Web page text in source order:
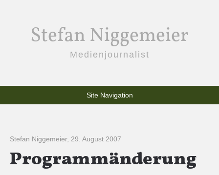
Stefan Niggemeier
Medienjournalist
Site Navigation
Stefan Niggemeier, 29. August 2007
Programmänderung